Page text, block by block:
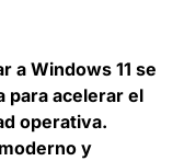
a Windows 11 se
para acelerar el
operativa.
y